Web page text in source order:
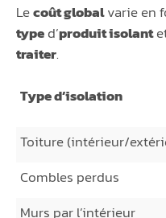
Lecoût globalvarie en
typed’produit isolant
traiter.
Type d’isolation
Toiture (intérieur/
Combles perdus
Murs par l’intérieur